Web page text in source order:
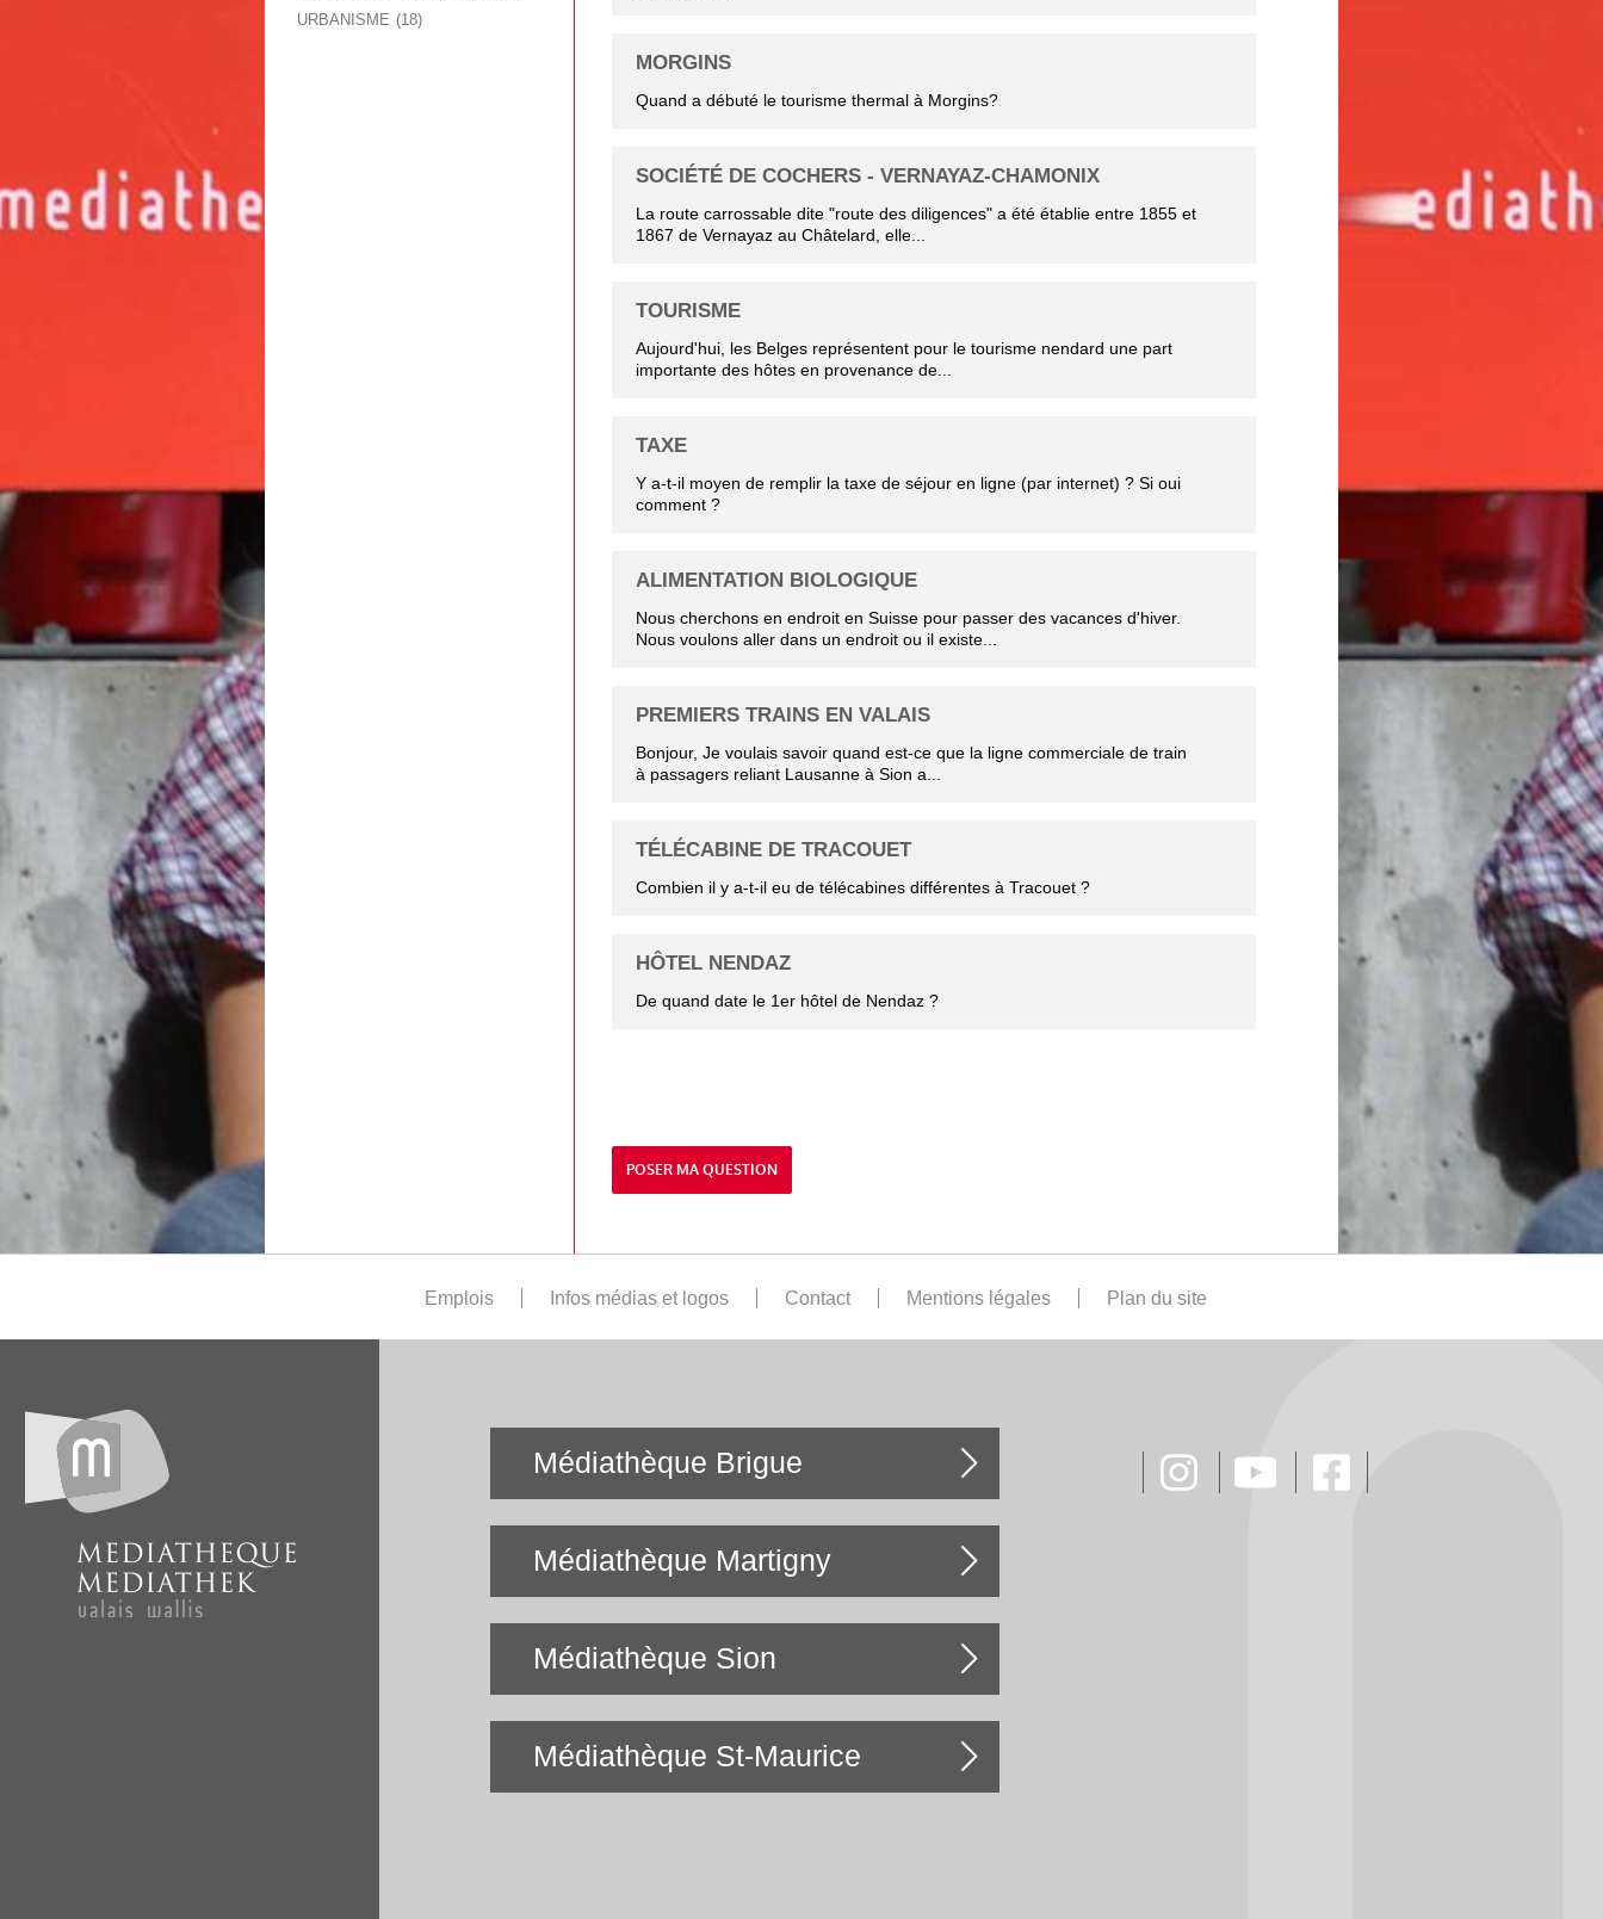
URBANISME
18
MORGINS
Quand a débuté le tourisme thermal à Morgins?
SOCIÉTÉ DE COCHERS - VERNAYAZ-CHAMONIX
La route carrossable dite "route des diligences" a été établie entre 1855 et
1867 de Vernayaz au Châtelard, elle...
TOURISME
Aujourd'hui, les Belges représentent pour le tourisme nendard une part
importante des hôtes en provenance de...
TAXE
Y a-t-il moyen de remplir la taxe de séjour en ligne (par internet) ? Si oui
comment ?
ALIMENTATION BIOLOGIQUE
Nous cherchons en endroit en Suisse pour passer des vacances d'hiver.
Nous voulons aller dans un endroit ou il existe...
PREMIERS TRAINS EN VALAIS
Bonjour, Je voulais savoir quand est-ce que la ligne commerciale de train
à passagers reliant Lausanne à Sion a...
TÉLÉCABINE DE TRACOUET
Combien il y a-t-il eu de télécabines différentes à Tracouet ?
HÔTEL NENDAZ
De quand date le 1er hôtel de Nendaz ?
POSER MA QUESTION
Emplois Infos médias et logos Contact Mentions légales Plan du site
Médiathèque Brigue
Médiathèque Martigny
Médiathèque Sion
Médiathèque St-Maurice